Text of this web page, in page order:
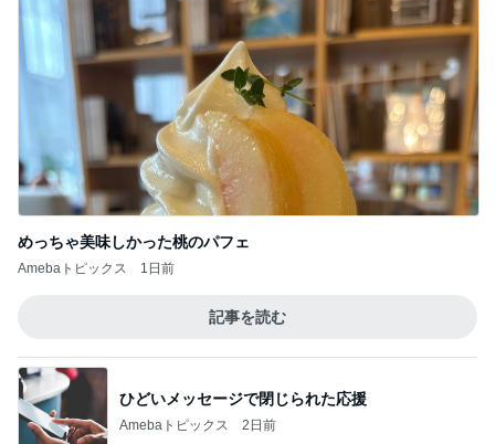
めっちゃ美味しかった桃のパフェ
Amebaトピックス 1日前
記事を読む
ひどいメッセージで閉じられた応援
Amebaトピックス 2日前